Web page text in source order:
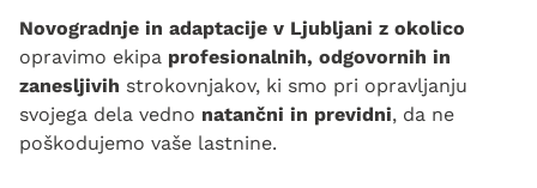
Novogradnje in adaptacije v Ljubljani z okolico
opravimo ekipa profesionalnih, odgovornih in
zanesljivih strokovnjakov, ki smo pri opravljanju
svojega dela vedno natančni in previdni, da ne
poškodujemo vaše lastnine.